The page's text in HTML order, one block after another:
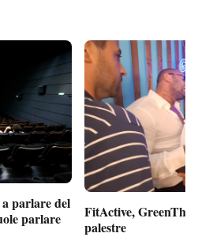
parlare del
parlare
FitActive,
palestre